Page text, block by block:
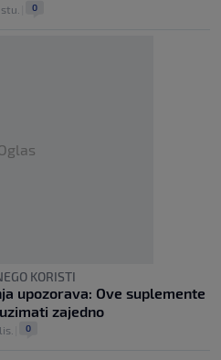
0
KORISTI
upozorava: Ove suplemente
zajedno
0